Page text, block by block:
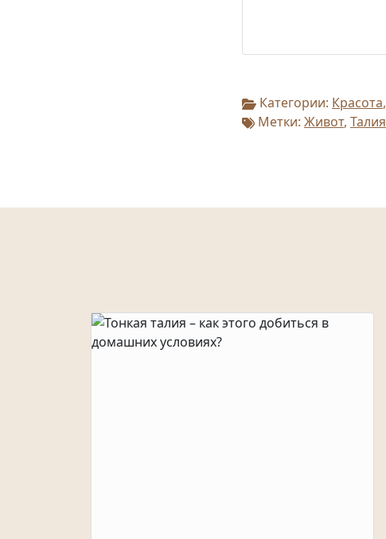
Категории: Красота,
Метки: Живот, Талия